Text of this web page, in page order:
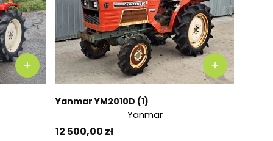
Yanmar YM2010D (1)
Yanmar
Preis
12 500,00 zł